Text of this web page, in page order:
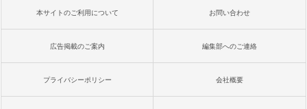
本サイトのご利用について お問い合わせ
広告掲載のご案内 編集部へのご連絡
プライバシーポリシー 会社概要